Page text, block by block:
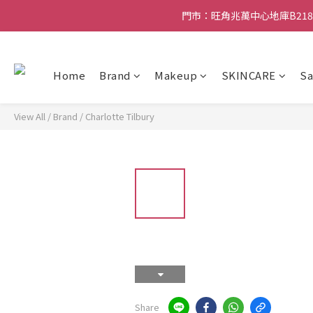
門市：旺角兆萬中心地庫
門市：旺角兆萬中心地庫
滿贈優惠🎁 滿$788送Charlotte Tilbury香水
門市：旺角兆萬中心地庫
Home Brand Makeup SKINCARE
View All / Brand / Charlotte Tilbury
Share